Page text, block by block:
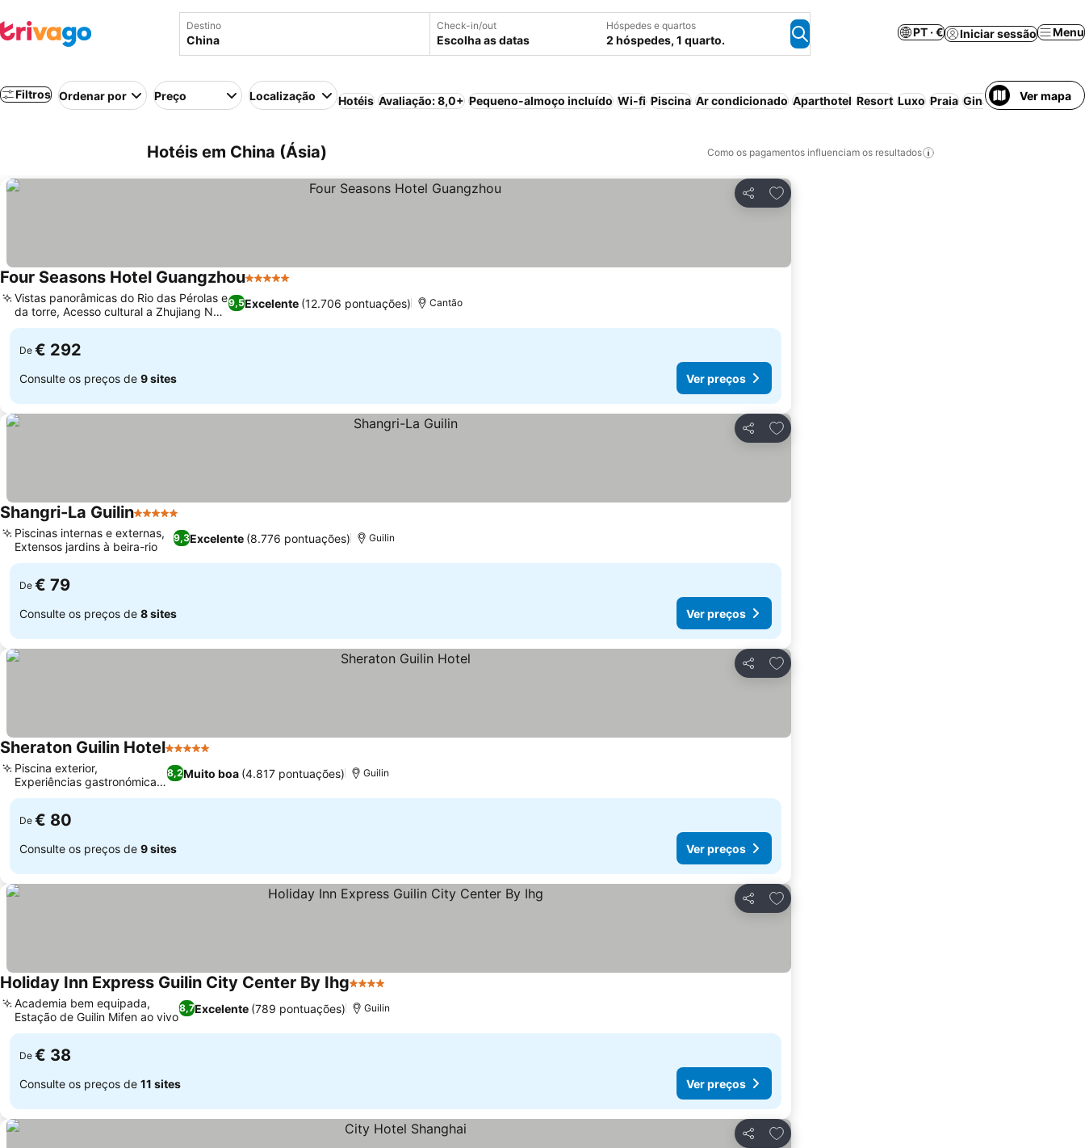
Destino Check-in/out
Escolha as datas
Hóspedes e quartos
2 hóspedes, 1 quarto.
PT · € Iniciar sessão Menu
Filtros Ordenar por Preço Localização Hotéis Avaliação: 8,0+ Pequeno-almoço incluído Wi-fi Piscina Ar condicionado Aparthotel Resort Luxo Praia Ginásio Ver mapa
Hotéis em China (Ásia) Como os pagamentos influenciam os resultados
Partilhar
Adicionar aos favoritos
Four Seasons Hotel Guangzhou5 Estrelas
9,5Excelente (12.706 pontuações)
Vistas panorâmicas do Rio das Pérolas e
da torre, Acesso cultural a Zhujiang New
Town
Cantão
De € 292
Consulte os preços de 9 sites Ver preços
Partilhar
Adicionar aos favoritos
Shangri-La Guilin5 Estrelas
9,3Excelente (8.776 pontuações)
Piscinas internas e externas,
Extensos jardins à beira-rio
Guilin
De € 79
Consulte os preços de 8 sites Ver preços
Partilhar
Adicionar aos favoritos
Sheraton Guilin Hotel5 Estrelas
8,2Muito boa (4.817 pontuações)
Piscina exterior,
Experiências gastronómicas
variadas
Guilin
De € 80
Consulte os preços de 9 sites Ver preços
Partilhar
Adicionar aos favoritos
Holiday Inn Express Guilin City Center By Ihg4 Estrelas
8,7Excelente (789 pontuações)
Academia bem equipada,
Estação de Guilin Mifen ao vivo
Guilin
De € 38
Consulte os preços de 11 sites Ver preços
Partilhar
Adicionar aos favoritos